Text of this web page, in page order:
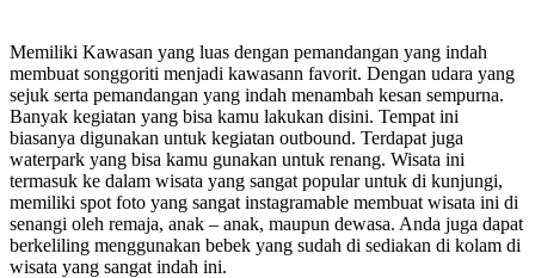
Memiliki Kawasan yang luas dengan pemandangan yang indah
membuat songgoriti menjadi kawasann favorit. Dengan udara yang
sejuk serta pemandangan yang indah menambah kesan sempurna.
Banyak kegiatan yang bisa kamu lakukan disini. Tempat ini
biasanya digunakan untuk kegiatan outbound. Terdapat juga
waterpark yang bisa kamu gunakan untuk renang. Wisata ini
termasuk ke dalam wisata yang sangat popular untuk di kunjungi,
memiliki spot foto yang sangat instagramable membuat wisata ini di
senangi oleh remaja, anak – anak, maupun dewasa. Anda juga dapat
berkeliling menggunakan bebek yang sudah di sediakan di kolam di
wisata yang sangat indah ini.